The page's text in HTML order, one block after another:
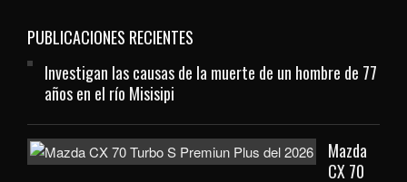
PUBLICACIONES RECIENTES
Investigan las causas de la muerte de un hombre de 77
años en el río Misisipi
Mazda
CX 70